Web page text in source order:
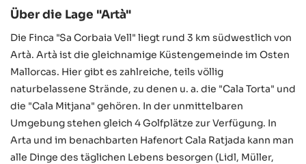
Über die Lage "Artà"
Die Finca "Sa Corbaia Vell" liegt rund 3 km südwestlich von
Artà. Artà ist die gleichnamige Küstengemeinde im Osten
Mallorcas. Hier gibt es zahlreiche, teils völlig
naturbelassene Strände, zu denen u. a. die "Cala Torta" und
die "Cala Mitjana" gehören. In der unmittelbaren
Umgebung stehen gleich 4 Golfplätze zur Verfügung. In
Arta und im benachbarten Hafenort Cala Ratjada kann man
alle Dinge des täglichen Lebens besorgen (Lidl, Müller,